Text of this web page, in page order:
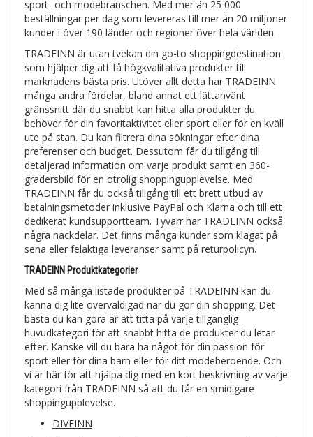
sport- och modebranschen. Med mer än 25 000
beställningar per dag som levereras till mer än 20 miljoner
kunder i över 190 länder och regioner över hela världen.
TRADEINN är utan tvekan din go-to shoppingdestination
som hjälper dig att få högkvalitativa produkter till
marknadens bästa pris. Utöver allt detta har TRADEINN
många andra fördelar, bland annat ett lättanvänt
gränssnitt där du snabbt kan hitta alla produkter du
behöver för din favoritaktivitet eller sport eller för en kväll
ute på stan. Du kan filtrera dina sökningar efter dina
preferenser och budget. Dessutom får du tillgång till
detaljerad information om varje produkt samt en 360-
gradersbild för en otrolig shoppingupplevelse. Med
TRADEINN får du också tillgång till ett brett utbud av
betalningsmetoder inklusive PayPal och Klarna och till ett
dedikerat kundsupportteam. Tyvärr har TRADEINN också
några nackdelar. Det finns många kunder som klagat på
sena eller felaktiga leveranser samt på returpolicyn.
TRADEINN Produktkategorier
Med så många listade produkter på TRADEINN kan du
känna dig lite överväldigad när du gör din shopping. Det
bästa du kan göra är att titta på varje tillgänglig
huvudkategori för att snabbt hitta de produkter du letar
efter. Kanske vill du bara ha något för din passion för
sport eller för dina barn eller för ditt modeberoende. Och
vi är här för att hjälpa dig med en kort beskrivning av varje
kategori från TRADEINN så att du får en smidigare
shoppingupplevelse.
DIVEINN